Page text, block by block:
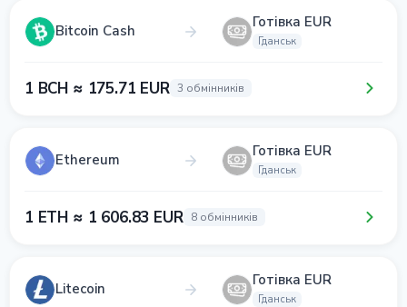
Bitcoin Cash Готівка EUR
Гданськ
1 BCH ≈ 175.71 EUR 3 обмінників
Ethereum Готівка EUR
Гданськ
1 ETH ≈ 1 606.83 EUR 8 обмінників
Litecoin Готівка EUR
Гданськ